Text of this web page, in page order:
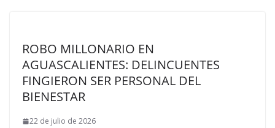
ROBO MILLONARIO EN
AGUASCALIENTES: DELINCUENTES
FINGIERON SER PERSONAL DEL
BIENESTAR
22 de julio de 2026